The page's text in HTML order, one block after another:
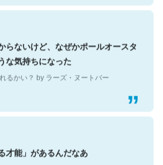
らないけど、なぜかポールオースタ
な気持ちになった
才能」があるんだなあ